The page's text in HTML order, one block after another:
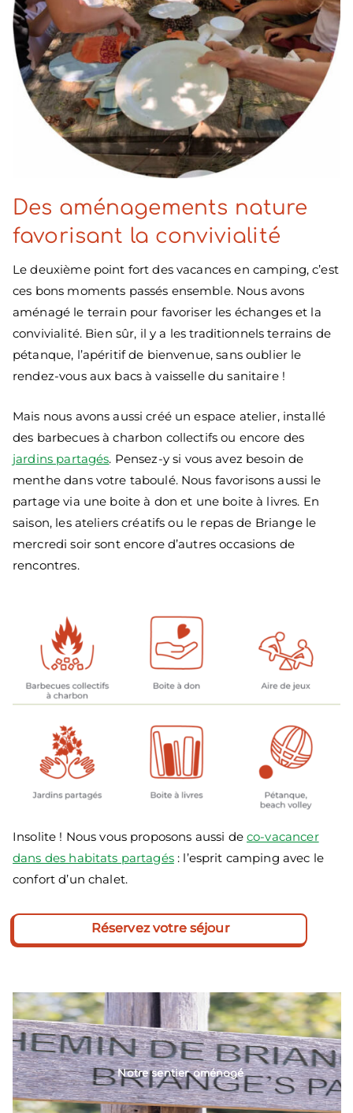
Des aménagements nature
favorisant la convivialité
Le deuxième point fort des vacances en camping, c’est
ces bons moments passés ensemble. Nous avons
aménagé le terrain pour favoriser les échanges et la
convivialité. Bien sûr, il y a les traditionnels terrains de
pétanque, l’apéritif de bienvenue, sans oublier le
rendez-vous aux bacs à vaisselle du sanitaire !
Mais nous avons aussi créé un espace atelier, installé
des barbecues à charbon collectifs ou encore des
jardins partagés. Pensez-y si vous avez besoin de
menthe dans votre taboulé. Nous favorisons aussi le
partage via une boite à don et une boite à livres. En
saison, les ateliers créatifs ou le repas de Briange le
mercredi soir sont encore d’autres occasions de
rencontres.
Insolite ! Nous vous proposons aussi de co-vacancer
dans des habitats partagés: l’esprit camping avec le
confort d’un chalet.
Réservez votre séjour
Notre sentier aménagé